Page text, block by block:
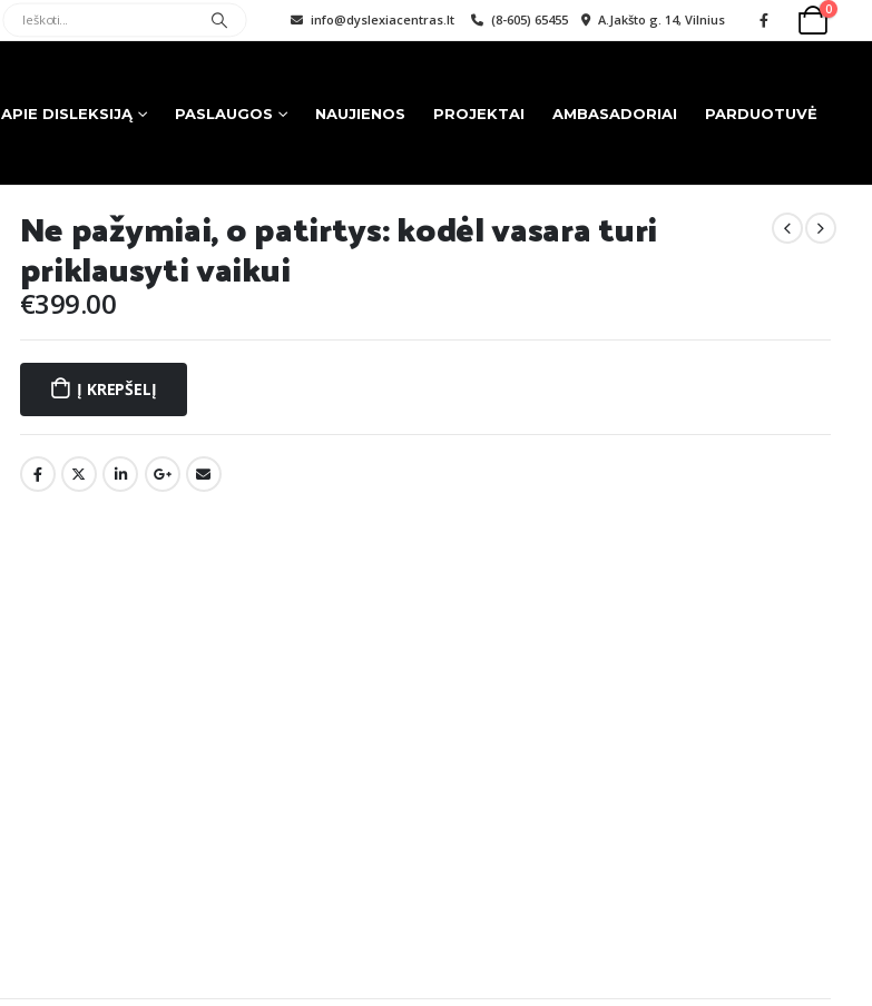
info@dyslexiacentras.lt (8-605) 65455 A.Jakšto g. 14, Vilnius
0
APIE DISLEKSIJĄ PASLAUGOS NAUJIENOS PROJEKTAI AMBASADORIAI PARDUOTUVĖ
Ne pažymiai, o patirtys: kodėl vasara turi
priklausyti vaikui
€399.00
Į KREPŠELĮ